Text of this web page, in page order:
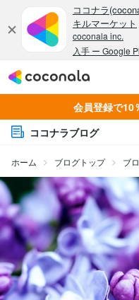
会員登録で10
ココナラブログ
ホーム ブログトップ ブ